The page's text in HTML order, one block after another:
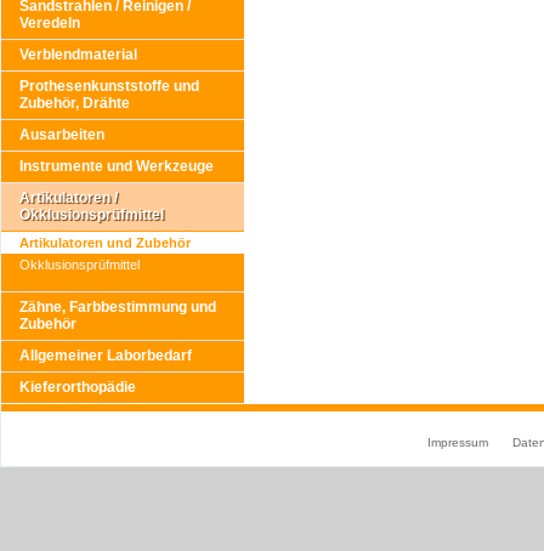
Sandstrahlen / Reinigen /
Veredeln
Verblendmaterial
Prothesenkunststoffe und
Zubehör, Drähte
Ausarbeiten
Instrumente und Werkzeuge
Artikulatoren /
Okklusionsprüfmittel
Artikulatoren und Zubehör
Okklusionsprüfmittel
Zähne, Farbbestimmung und
Zubehör
Allgemeiner Laborbedarf
Kieferorthopädie
Impressum